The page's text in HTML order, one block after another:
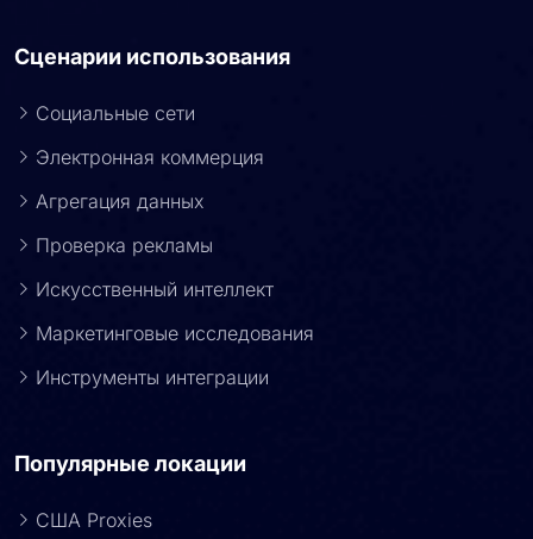
Сценарии использования
Социальные сети
Электронная коммерция
Агрегация данных
Проверка рекламы
Искусственный интеллект
Маркетинговые исследования
Инструменты интеграции
Популярные локации
США Proxies